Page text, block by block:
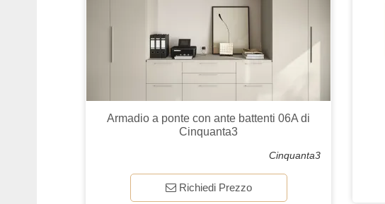
Armadio a ponte con ante battenti 06A di
Cinquanta3
Cinquanta3
Richiedi Prezzo